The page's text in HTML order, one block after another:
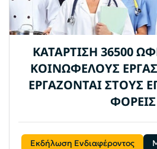
ΚΑΤΑΡΤΙΣΗ 36500
ΚΟΙΝΩΦΕΛΟΥΣ
ΕΡΓΑΖΟΝΤΑΙ ΣΤΟΥΣ
ΦΟΡΕΙΣ
Εκδήλωση Ενδιαφέροντος